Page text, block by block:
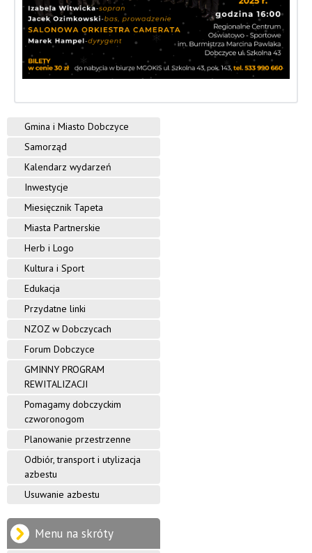
i
n
y
D
o
b
c
z
y
c
Gmina i Miasto Dobczyce
Samorząd
Kalendarz wydarzeń
Inwestycje
Miesięcznik Tapeta
Miasta Partnerskie
Herb i Logo
Kultura i Sport
Edukacja
Przydatne linki
NZOZ w Dobczycach
Forum Dobczyce
GMINNY PROGRAM
REWITALIZACJI
Pomagamy dobczyckim
czworonogom
Planowanie przestrzenne
Odbiór, transport i utylizacja
azbestu
Usuwanie azbestu
Menu na skróty